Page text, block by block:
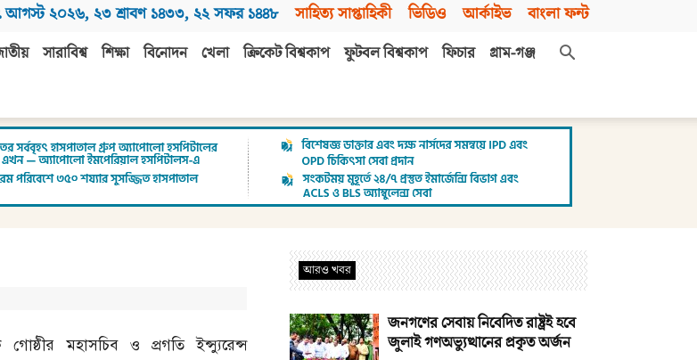
আগস্ট ২০২৬, ২৩ শ্রাবণ ১৪৩৩, ২২ সফর ১৪৪৮ সাহিত্য সাপ্তাহিকী ভিডিও আর্কাইভ বাংলা ফন্ট
সারাবিশ্ব শিক্ষা বিনোদন খেলা ক্রিকেট বিশ্বকাপ ফুটবল বিশ্বকাপ ফিচার
গ্রাম-গঞ্জ
গোষ্ঠীর মহাসচিব ও প্রগতি ইন্স্যুরেন্স
আরও খবর
জনগণের সেবায় নিবেদিত রাষ্ট্রই হবে
জুলাই গণঅভ্যুত্থানের প্রকৃত অর্জন